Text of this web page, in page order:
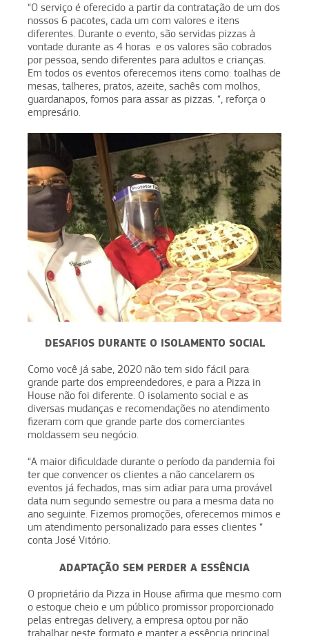
“O serviço é oferecido a partir da contratação de um dos
nossos 6 pacotes, cada um com valores e itens
diferentes. Durante o evento, são servidas pizzas à
vontade durante as 4 horas e os valores são cobrados
por pessoa, sendo diferentes para adultos e crianças.
Em todos os eventos oferecemos itens como: toalhas de
mesas, talheres, pratos, azeite, sachês com molhos,
guardanapos, fornos para assar as pizzas. “, reforça o
empresário.
DESAFIOS DURANTE O ISOLAMENTO SOCIAL
Como você já sabe, 2020 não tem sido fácil para
grande parte dos empreendedores, e para a Pizza in
House não foi diferente. O isolamento social e as
diversas mudanças e recomendações no atendimento
fizeram com que grande parte dos comerciantes
moldassem seu negócio.
“A maior dificuldade durante o período da pandemia foi
ter que convencer os clientes a não cancelarem os
eventos já fechados, mas sim adiar para uma provável
data num segundo semestre ou para a mesma data no
ano seguinte. Fizemos promoções, oferecemos mimos e
um atendimento personalizado para esses clientes “
conta José Vitório.
ADAPTAÇÃO SEM PERDER A ESSÊNCIA
O proprietário da Pizza in House afirma que mesmo com
o estoque cheio e um público promissor proporcionado
pelas entregas delivery, a empresa optou por não
trabalhar neste formato e manter a essência principal